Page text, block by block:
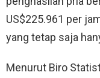
US$225.961 per
yang tetap saja
Menurut Biro